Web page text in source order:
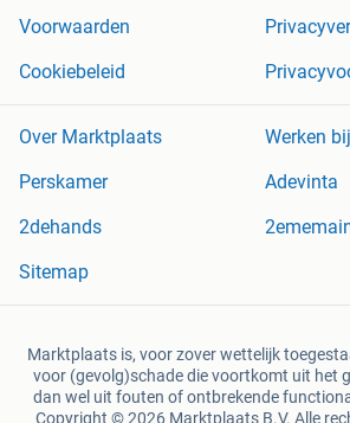
Voorwaarden
Cookiebeleid
Over Marktplaats
Werken bij
Perskamer
Adevinta
2dehands
Sitemap
Marktplaats is, voor zover wettelijk
voor (gevolg)schade die voortkomt uit het
dan wel uit fouten of ontbrekende
Copyright © 2026 Marktplaats B.V. Alle